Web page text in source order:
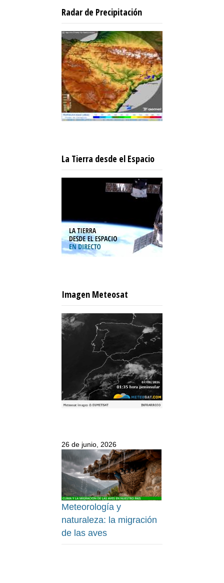
Radar de Precipitación
La Tierra desde el Espacio
Imagen Meteosat
26 de junio, 2026
Meteorología y
naturaleza: la migración
de las aves